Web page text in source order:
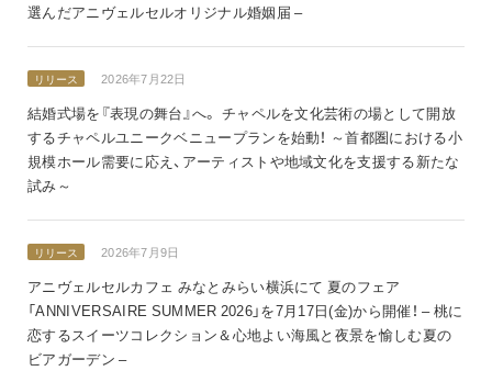
選んだアニヴェルセルオリジナル婚姻届 –
リリース 2026年7月22日
結婚式場を『表現の舞台』へ。 チャペルを文化芸術の場として開放
するチャペルユニークベニュープランを始動！ ～首都圏における小
規模ホール需要に応え、アーティストや地域文化を支援する新たな
試み～
リリース 2026年7月9日
アニヴェルセルカフェ みなとみらい横浜にて 夏のフェア
「ANNIVERSAIRE SUMMER 2026」を7月17日(金)から開催！ – 桃に
恋するスイーツコレクション＆心地よい海風と夜景を愉しむ夏の
ビアガーデン –